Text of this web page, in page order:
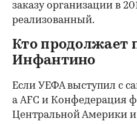
заказу организации в
реализованный.
Кто продолжает
Инфантино
Если УЕФА выступил с
а AFC и Конфедерация
Центральной Америки и